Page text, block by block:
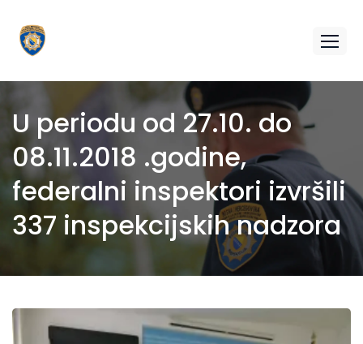
U periodu od 27.10. do
08.11.2018 .godine,
federalni inspektori izvršili
337 inspekcijskih nadzora